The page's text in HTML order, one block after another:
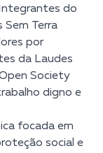
do
Sem Terra
por
da Laudes
Society
digno e
focada em
social e